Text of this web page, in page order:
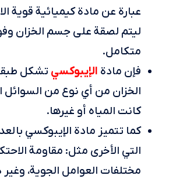
عبارة عن مادة كيميائية قوية
ليتم لصقة على جسم الخزان
متكامل.
فإن مادة الإيبوكسي تشكل
الخزان من أي نوع من السوائل
كانت المياه أو غيرها.
كما تتميز مادة الإيبوكسي
التي الأخرى مثل: مقاومة
مختلفات العوامل الجوية،